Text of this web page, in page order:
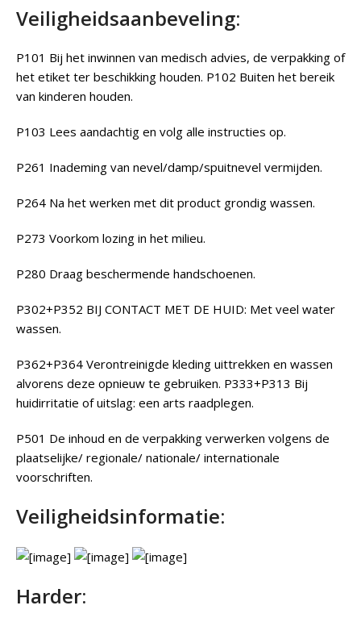
Veiligheidsaanbeveling:
P101 Bij het inwinnen van medisch advies, de verpakking of
het etiket ter beschikking houden. P102 Buiten het bereik
van kinderen houden.
P103 Lees aandachtig en volg alle instructies op.
P261 Inademing van nevel/damp/spuitnevel vermijden.
P264 Na het werken met dit product grondig wassen.
P273 Voorkom lozing in het milieu.
P280 Draag beschermende handschoenen.
P302+P352 BIJ CONTACT MET DE HUID: Met veel water
wassen.
P362+P364 Verontreinigde kleding uittrekken en wassen
alvorens deze opnieuw te gebruiken. P333+P313 Bij
huidirritatie of uitslag: een arts raadplegen.
P501 De inhoud en de verpakking verwerken volgens de
plaatselijke/ regionale/ nationale/ internationale
voorschriften.
Veiligheidsinformatie:
Harder: